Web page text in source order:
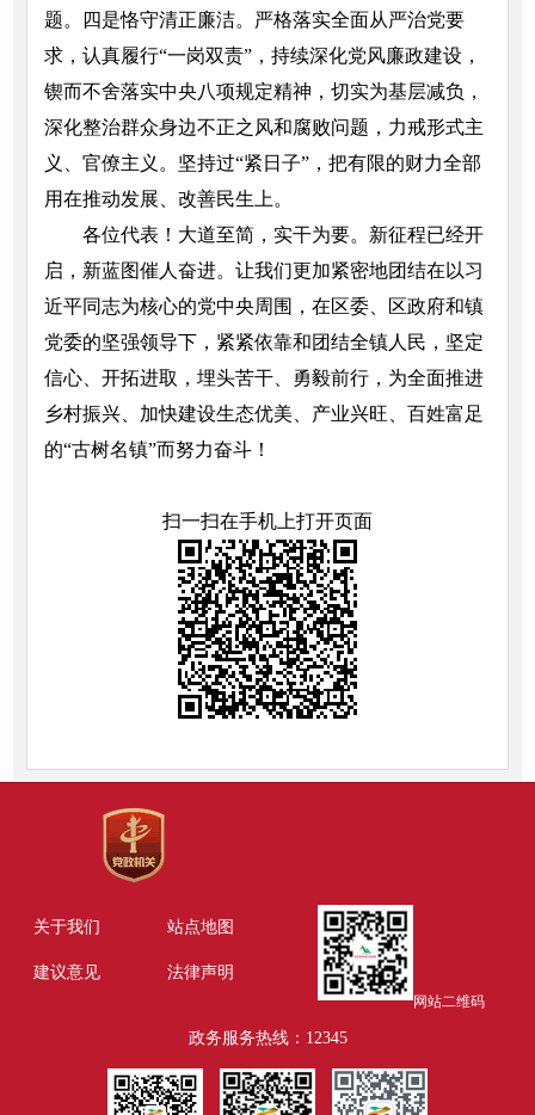
题。四是恪守清正廉洁。严格落实全面从严治党要
求，认真履行“一岗双责”，持续深化党风廉政建设，
锲而不舍落实中央八项规定精神，切实为基层减负，
深化整治群众身边不正之风和腐败问题，力戒形式主
义、官僚主义。坚持过“紧日子”，把有限的财力全部
用在推动发展、改善民生上。
各位代表！大道至简，实干为要。新征程已经开
启，新蓝图催人奋进。让我们更加紧密地团结在以习
近平同志为核心的党中央周围，在区委、区政府和镇
党委的坚强领导下，紧紧依靠和团结全镇人民，坚定
信心、开拓进取，埋头苦干、勇毅前行，为全面推进
乡村振兴、加快建设生态优美、产业兴旺、百姓富足
的“古树名镇”而努力奋斗！
扫一扫在手机上打开页面
关于我们 站点地图
建议意见 法律声明
网站二维码
政务服务热线：12345